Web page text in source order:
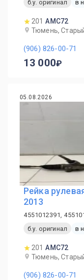
б.у. оригинал
в
201 AMC72
Тюмень,
(906) 826-00-71
13 000
05.08.2026
Рейка
2013
4551012391,
б.у. оригинал
в
201 AMC72
Тюмень,
(906) 826-00-71